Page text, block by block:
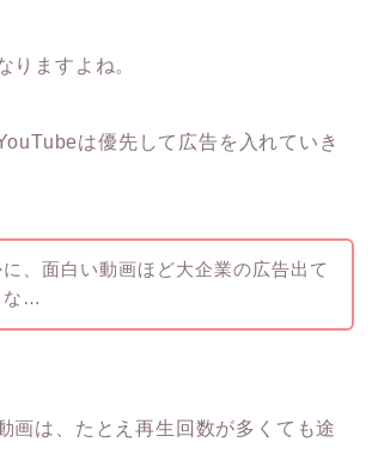
りますよね。
は優先して広告を入れていき
、面白い動画ほど大企業の広告出て
な…
画は、たとえ再生回数が多くても途